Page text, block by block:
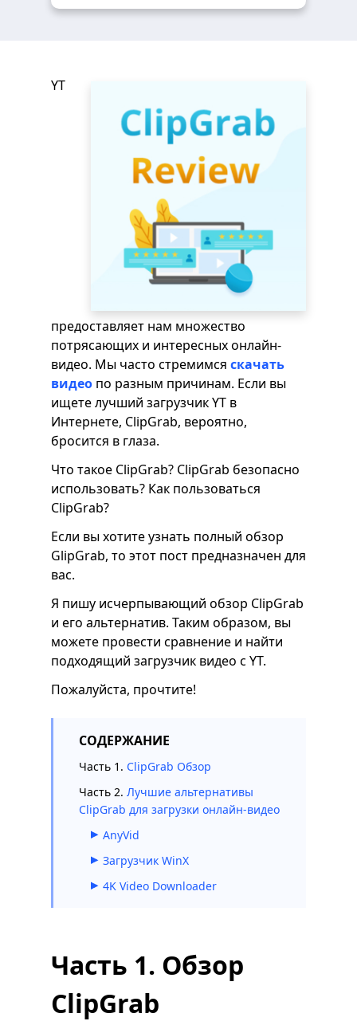
YT
предоставляет нам множество
потрясающих и интересных онлайн-
видео. Мы часто стремимся скачать
видео по разным причинам. Если вы
ищете лучший загрузчик YT в
Интернете, ClipGrab, вероятно,
бросится в глаза.
Что такое ClipGrab? ClipGrab безопасно
использовать? Как пользоваться
ClipGrab?
Если вы хотите узнать полный обзор
GlipGrab, то этот пост предназначен для
вас.
Я пишу исчерпывающий обзор ClipGrab
и его альтернатив. Таким образом, вы
можете провести сравнение и найти
подходящий загрузчик видео с YT.
Пожалуйста, прочтите!
СОДЕРЖАНИЕ
Часть 1. ClipGrab Обзор
Часть 2. Лучшие альтернативы
ClipGrab для загрузки онлайн-видео
AnyVid
Загрузчик WinX
4K Video Downloader
Часть 1. Обзор
ClipGrab